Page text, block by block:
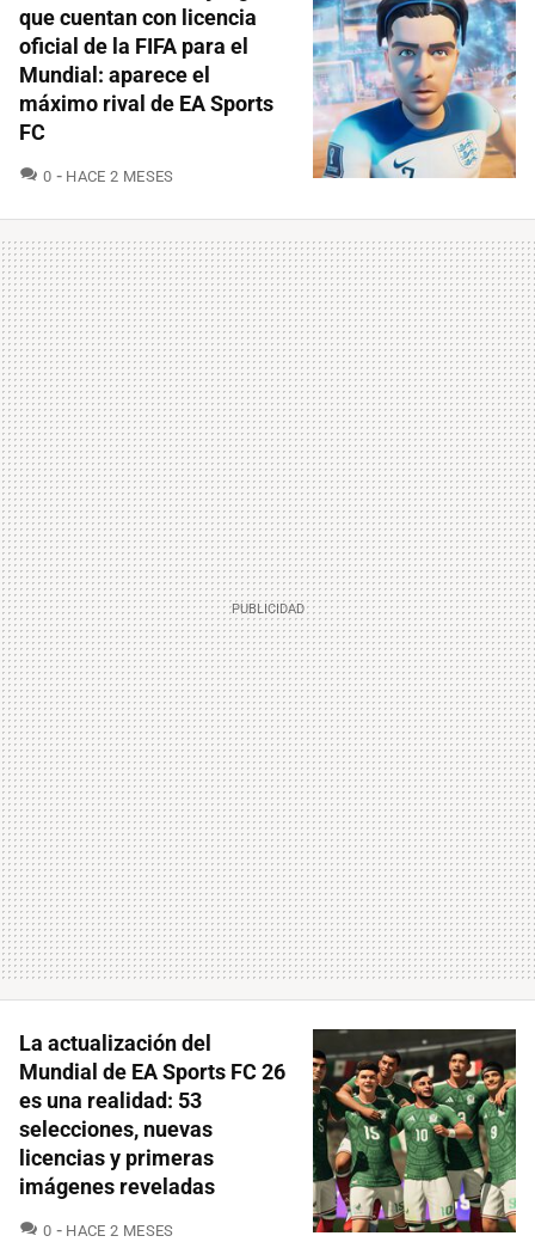
que cuentan con licencia
oficial de la FIFA para el
Mundial: aparece el
máximo rival de EA Sports
FC
0 COMENTARIOS
HACE 2 MESES
La actualización del
Mundial de EA Sports FC 26
es una realidad: 53
selecciones, nuevas
licencias y primeras
imágenes reveladas
0 COMENTARIOS
HACE 2 MESES